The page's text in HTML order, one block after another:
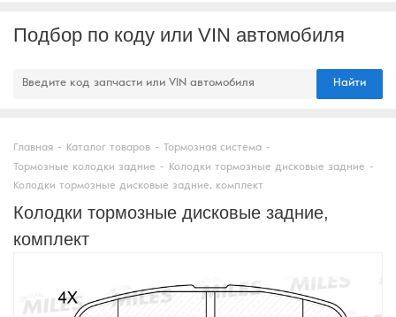
Подбор по коду или VIN автомобиля
Найти
Главная - Каталог товаров - Тормозная система -
Тормозные колодки задние - Колодки тормозные дисковые задние -
Колодки тормозные дисковые задние, комплект
Колодки тормозные дисковые задние,
комплект